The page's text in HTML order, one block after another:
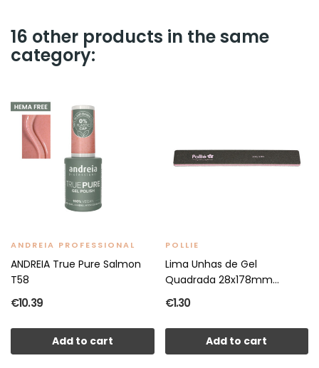
16 other products in the same
category:
ANDREIA PROFESSIONAL
ANDREIA True Pure Salmon
T58
€10.39
Add to cart
POLLIE
Lima Unhas de Gel
Quadrada 28x178mm
(Preta)
€1.30
Add to cart